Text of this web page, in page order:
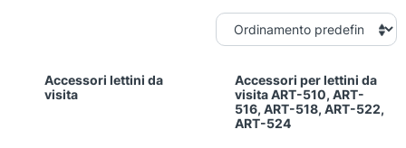
Accessori lettini da
visita
Accessori per lettini da
visita ART-510, ART-
516, ART-518, ART-522,
ART-524